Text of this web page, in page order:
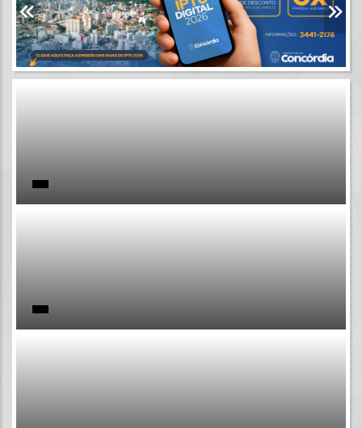
Portais
Por favor, aguarde...
Por favor, aguarde...